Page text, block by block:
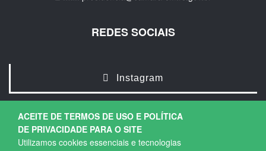
ACEITE DE TERMOS DE USO E POLÍTICA
DE PRIVACIDADE PARA O SITE
Utilizamos cookies essenciais e tecnologias
REDES SOCIAIS
Instagram